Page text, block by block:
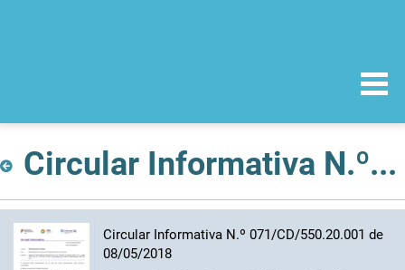
Circular Informativa N.º 071/CD/550.20.001 de 08/05/2018
Circular Informativa N.º 071/CD/550.20.001 de
08/05/2018